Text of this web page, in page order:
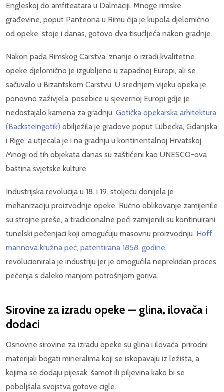
Engleskoj do amfiteatara u Dalmaciji. Mnoge rimske
građevine, poput Panteona u Rimu čija je kupola djelomično
od opeke, stoje i danas, gotovo dva tisućljeća nakon gradnje.
Nakon pada Rimskog Carstva, znanje o izradi kvalitetne
opeke djelomično je izgubljeno u zapadnoj Europi, ali se
sačuvalo u Bizantskom Carstvu. U srednjem vijeku opeka je
ponovno zaživjela, posebice u sjevernoj Europi gdje je
nedostajalo kamena za gradnju. Gotička opekarska arhitektura
(Backsteingotik) obilježila je gradove poput Lübecka, Gdanjska
i Rige, a utjecala je i na gradnju u kontinentalnoj Hrvatskoj.
Mnogi od tih objekata danas su zaštićeni kao UNESCO-ova
baština svjetske kulture.
Industrijska revolucija u 18. i 19. stoljeću donijela je
mehanizaciju proizvodnje opeke. Ručno oblikovanje zamijenile
su strojne preše, a tradicionalne peći zamijenili su kontinuirani
tunelski pečenjaci koji omogućuju masovnu proizvodnju. Hoff
mannova kružna peć, patentirana 1858. godine,
revolucionirala je industriju jer je omogućila neprekidan proces
pečenja s daleko manjom potrošnjom goriva.
Sirovine za izradu opeke — glina, ilovača i
dodaci
Osnovne sirovine za izradu opeke su glina i ilovača, prirodni
materijali bogati mineralima koji se iskopavaju iz ležišta, a
kojima se dodaju pijesak, šamot ili piljevina kako bi se
poboljšala svojstva gotove cigle.